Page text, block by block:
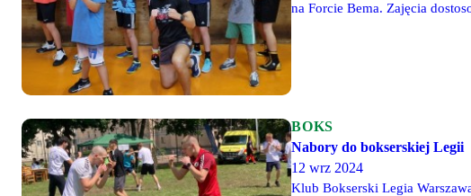
na Forcie Bema. Zajęcia
BOKS
Nabory do bokserskiej Legii
12 wrz 2024
Klub Bokserski Legia